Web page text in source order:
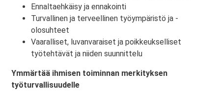
Ennaltaehkäisy ja ennakointi
Turvallinen ja terveellinen työympäristö ja -
olosuhteet
Vaaralliset, luvanvaraiset ja poikkeukselliset
työtehtävät ja niiden suunnittelu
Ymmärtää ihmisen toiminnan merkityksen
työturvallisuudelle